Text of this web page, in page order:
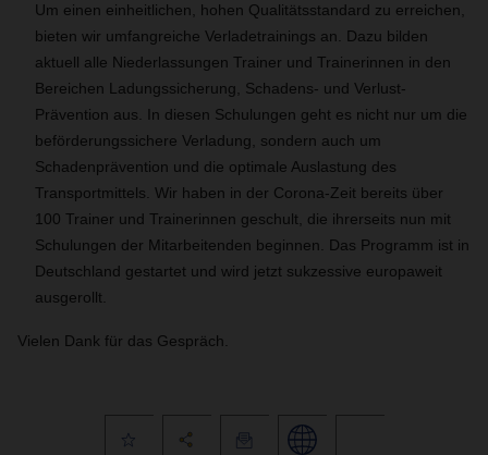
Um einen einheitlichen, hohen Qualitätsstandard zu erreichen,
bieten wir umfangreiche Verladetrainings an. Dazu bilden
aktuell alle Niederlassungen Trainer und Trainerinnen in den
Bereichen Ladungssicherung, Schadens- und Verlust-
Prävention aus. In diesen Schulungen geht es nicht nur um die
beförderungssichere Verladung, sondern auch um
Schadenprävention und die optimale Auslastung des
Transportmittels. Wir haben in der Corona-Zeit bereits über
100 Trainer und Trainerinnen geschult, die ihrerseits nun mit
Schulungen der Mitarbeitenden beginnen. Das Programm ist in
Deutschland gestartet und wird jetzt sukzessive europaweit
ausgerollt.
Vielen Dank für das Gespräch.